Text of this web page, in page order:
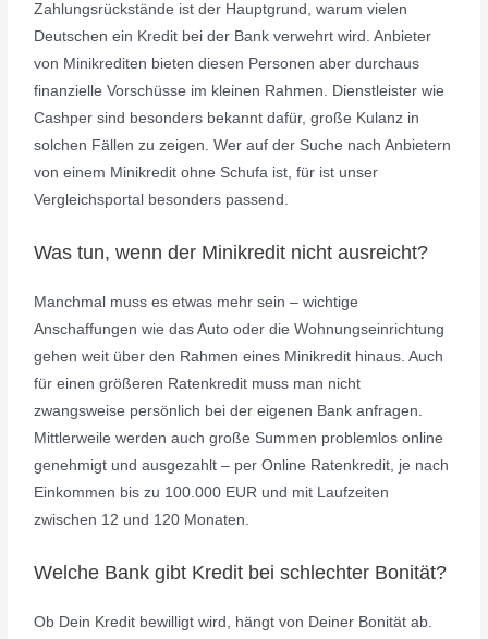
Zahlungsrückstände ist der Hauptgrund, warum vielen
Deutschen ein Kredit bei der Bank verwehrt wird. Anbieter
von Minikrediten bieten diesen Personen aber durchaus
finanzielle Vorschüsse im kleinen Rahmen. Dienstleister wie
Cashper sind besonders bekannt dafür, große Kulanz in
solchen Fällen zu zeigen. Wer auf der Suche nach Anbietern
von einem Minikredit ohne Schufa ist, für ist unser
Vergleichsportal besonders passend.
Was tun, wenn der Minikredit nicht ausreicht?
Manchmal muss es etwas mehr sein – wichtige
Anschaffungen wie das Auto oder die Wohnungseinrichtung
gehen weit über den Rahmen eines Minikredit hinaus. Auch
für einen größeren Ratenkredit muss man nicht
zwangsweise persönlich bei der eigenen Bank anfragen.
Mittlerweile werden auch große Summen problemlos online
genehmigt und ausgezahlt – per Online Ratenkredit, je nach
Einkommen bis zu 100.000 EUR und mit Laufzeiten
zwischen 12 und 120 Monaten.
Welche Bank gibt Kredit bei schlechter Bonität?
Ob Dein Kredit bewilligt wird, hängt von Deiner Bonität ab.